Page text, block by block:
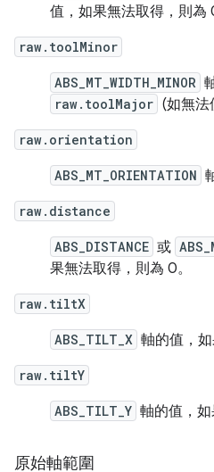
值，如果無法取得，則為
raw.toolMinor
ABS_MT_WIDTH_MINOR
raw.toolMajor (如無法
raw.orientation
ABS_MT_ORIENTATION
raw.distance
ABS_DISTANCE 或
果無法取得，則為 0。
raw.tiltX
ABS_TILT_X 軸的值，如
raw.tiltY
ABS_TILT_Y 軸的值，如
原始軸範圍